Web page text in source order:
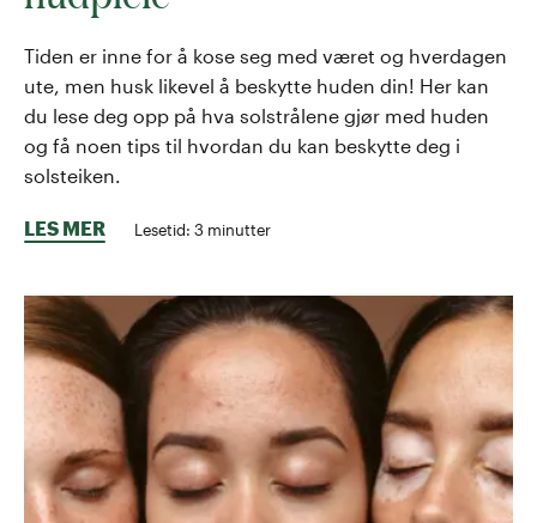
Tiden er inne for å kose seg med været og hverdagen
ute, men husk likevel å beskytte huden din! Her kan
du lese deg opp på hva solstrålene gjør med huden
og få noen tips til hvordan du kan beskytte deg i
solsteiken.
LES MER Lesetid: 3 minutter